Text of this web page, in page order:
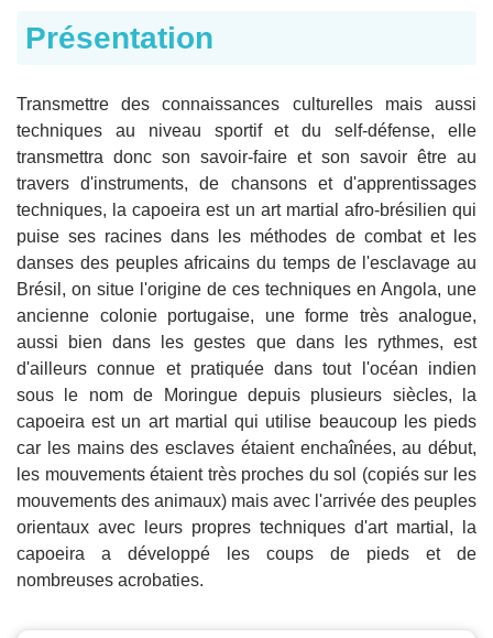
Présentation
Transmettre des connaissances culturelles mais aussi
techniques au niveau sportif et du self-défense, elle
transmettra donc son savoir-faire et son savoir être au
travers d'instruments, de chansons et d'apprentissages
techniques, la capoeira est un art martial afro-brésilien qui
puise ses racines dans les méthodes de combat et les
danses des peuples africains du temps de l'esclavage au
Brésil, on situe l'origine de ces techniques en Angola, une
ancienne colonie portugaise, une forme très analogue,
aussi bien dans les gestes que dans les rythmes, est
d'ailleurs connue et pratiquée dans tout l'océan indien
sous le nom de Moringue depuis plusieurs siècles, la
capoeira est un art martial qui utilise beaucoup les pieds
car les mains des esclaves étaient enchaînées, au début,
les mouvements étaient très proches du sol (copiés sur les
mouvements des animaux) mais avec l'arrivée des peuples
orientaux avec leurs propres techniques d'art martial, la
capoeira a développé les coups de pieds et de
nombreuses acrobaties.